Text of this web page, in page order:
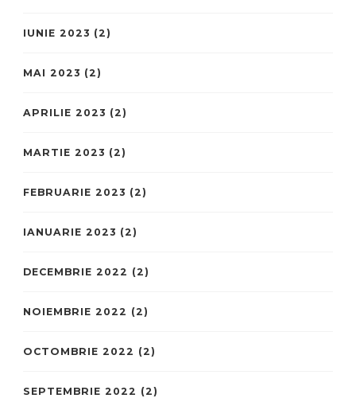
IUNIE 2023 (2)
MAI 2023 (2)
APRILIE 2023 (2)
MARTIE 2023 (2)
FEBRUARIE 2023 (2)
IANUARIE 2023 (2)
DECEMBRIE 2022 (2)
NOIEMBRIE 2022 (2)
OCTOMBRIE 2022 (2)
SEPTEMBRIE 2022 (2)